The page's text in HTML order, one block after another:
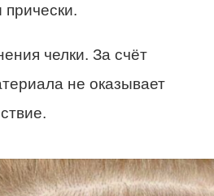
прически.
челки. За счёт
не оказывает